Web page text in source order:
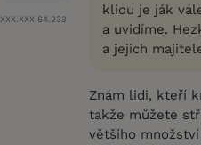
XXX.XXX.64.233
klidu je ják
a uvidíme.
a jejich
Znám lidi, kteří
takže můžete
většího